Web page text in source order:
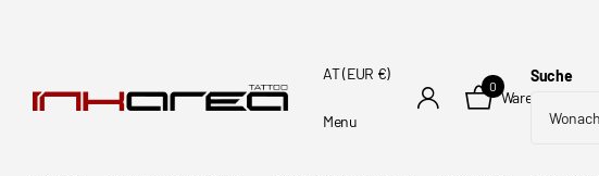
Suche
AT (EUR €)
Menu
0
Warenkorb